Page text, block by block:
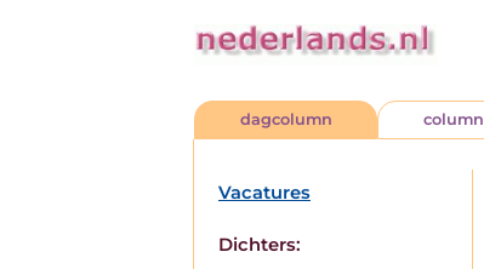
dagcolumn column
Vacatures
Dichters: